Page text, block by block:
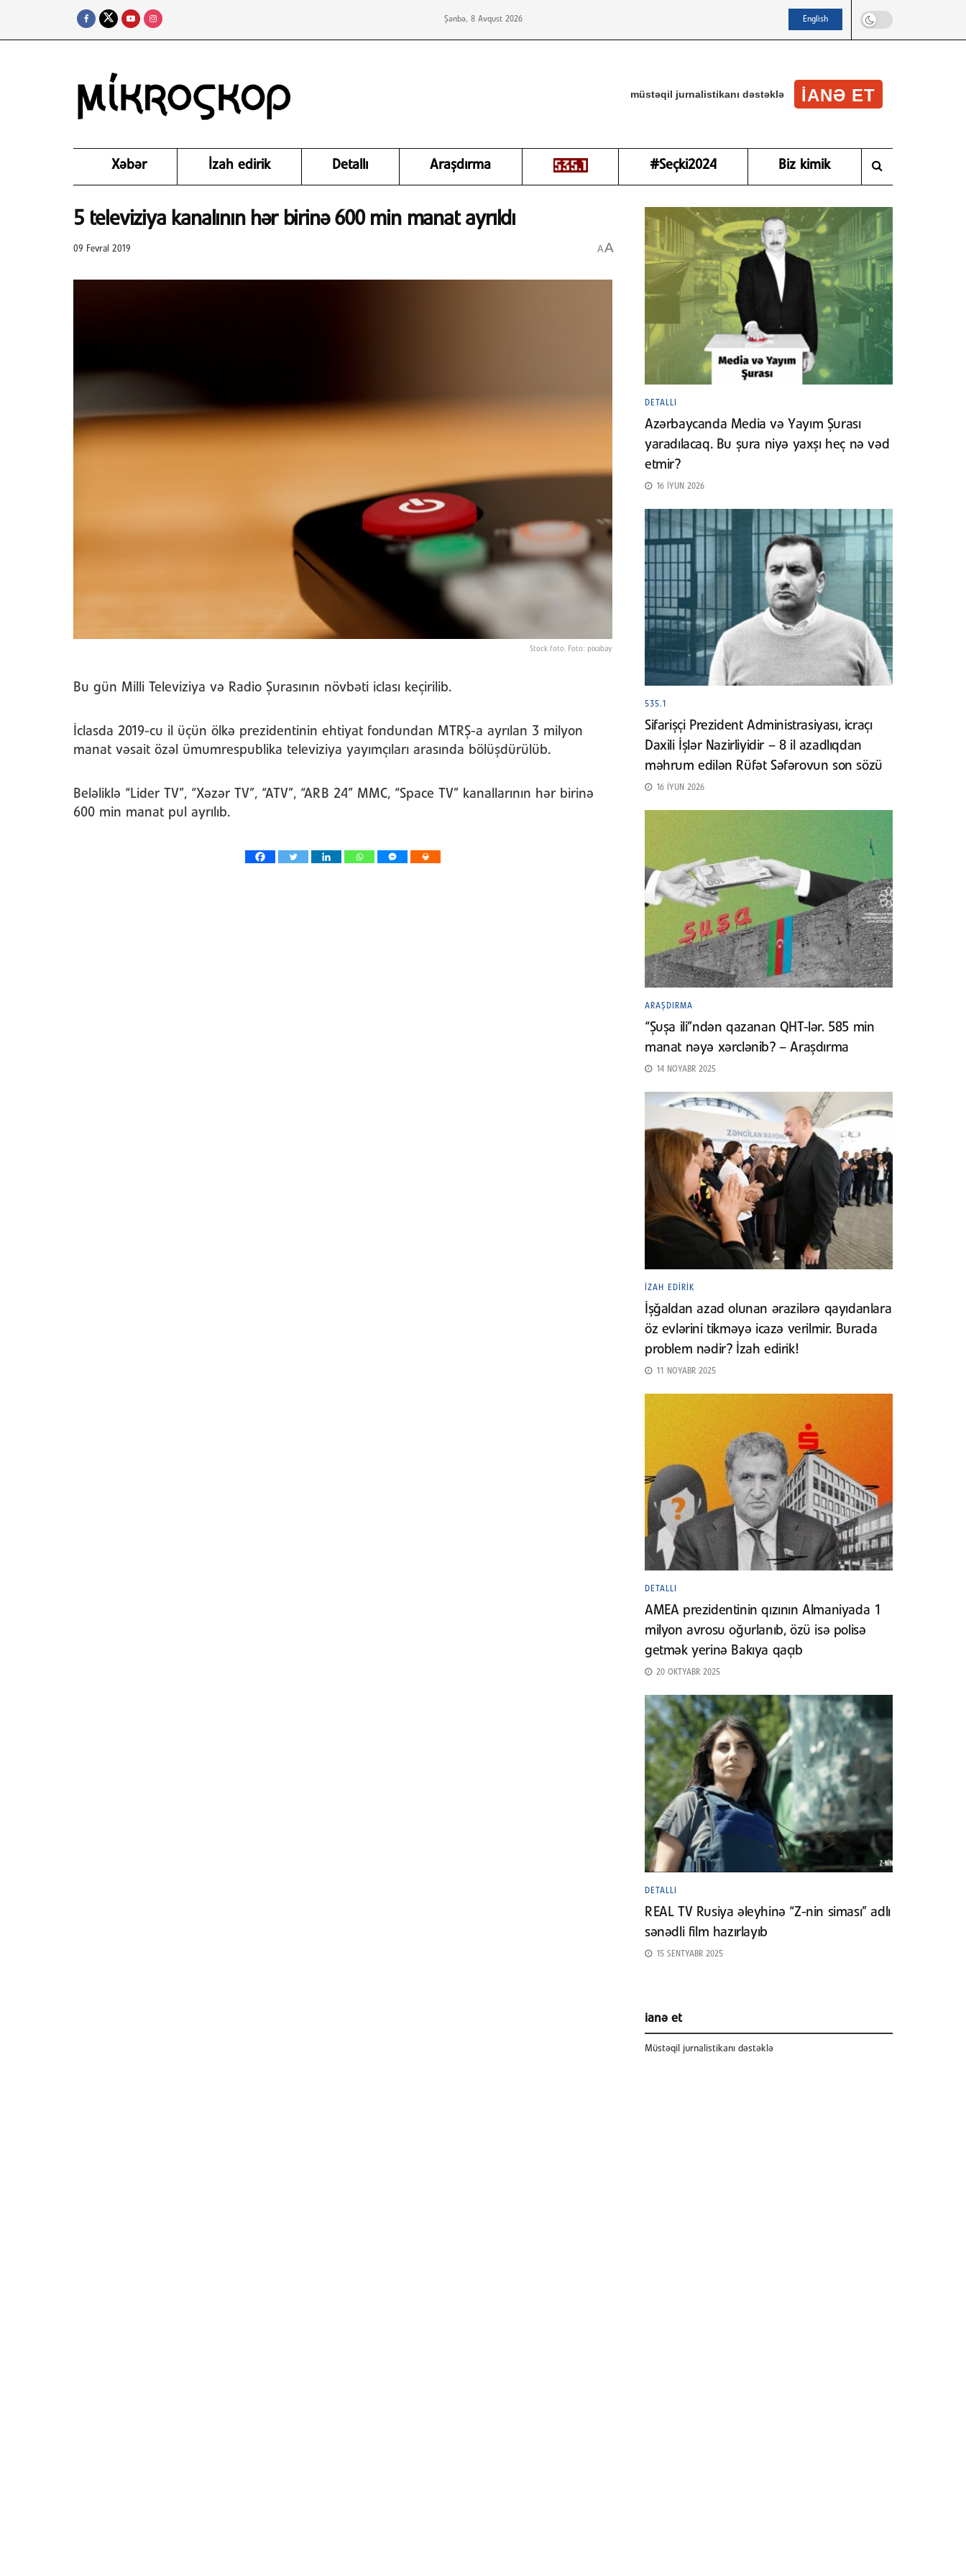
Şənbə, 8 Avqust 2026 English
müstəqil jurnalistikanı dəstəklə IANƏ ET
Xəbər İzah edirik Detallı Araşdırma #Seçki2024 Biz kimik
5 televiziya kanalının hər birinə 600 min manat ayrıldı
09 Fevral 2019 AA
Stock foto. Foto: pixabay
Bu gün Milli Televiziya və Radio Şurasının növbəti iclası keçirilib.
İclasda 2019-cu il üçün ölkə prezidentinin ehtiyat fondundan MTRŞ-a ayrılan 3 milyon
manat vəsait özəl ümumrespublika televiziya yayımçıları arasında bölüşdürülüb.
Beləliklə “Lider TV”, “Xəzər TV”, “ATV”, “ARB 24” MMC, “Space TV” kanallarının hər birinə
600 min manat pul ayrılıb.
DETALLI
Azərbaycanda Media və Yayım Şurası
yaradılacaq. Bu şura niyə yaxşı heç nə vəd
etmir?
16 İYUN 2026
535.1
Sifarişçi Prezident Administrasiyası, icraçı
Daxili İşlər Nazirliyidir – 8 il azadlıqdan
məhrum edilən Rüfət Səfərovun son sözü
16 İYUN 2026
ARAŞDIRMA
“Şuşa ili”ndən qazanan QHT-lər. 585 min
manat nəyə xərclənib? – Araşdırma
14 NOYABR 2025
İZAH EDIRIK
İşğaldan azad olunan ərazilərə qayıdanlara
öz evlərini tikməyə icazə verilmir. Burada
problem nədir? İzah edirik!
11 NOYABR 2025
DETALLI
AMEA prezidentinin qızının Almaniyada 1
milyon avrosu oğurlanıb, özü isə polisə
getmək yerinə Bakıya qaçıb
20 OKTYABR 2025
DETALLI
REAL TV Rusiya əleyhinə “Z-nin siması” adlı
sənədli film hazırlayıb
15 SENTYABR 2025
ianə et
Müstəqil jurnalistikanı dəstəklə